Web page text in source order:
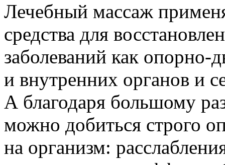
Лечебный массаж
средства для
заболеваний как опорно-
и внутренних органов и
А благодаря большому
можно добиться строго
на организм: